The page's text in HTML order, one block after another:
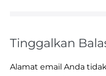
Tinggalkan
Alamat email Anda